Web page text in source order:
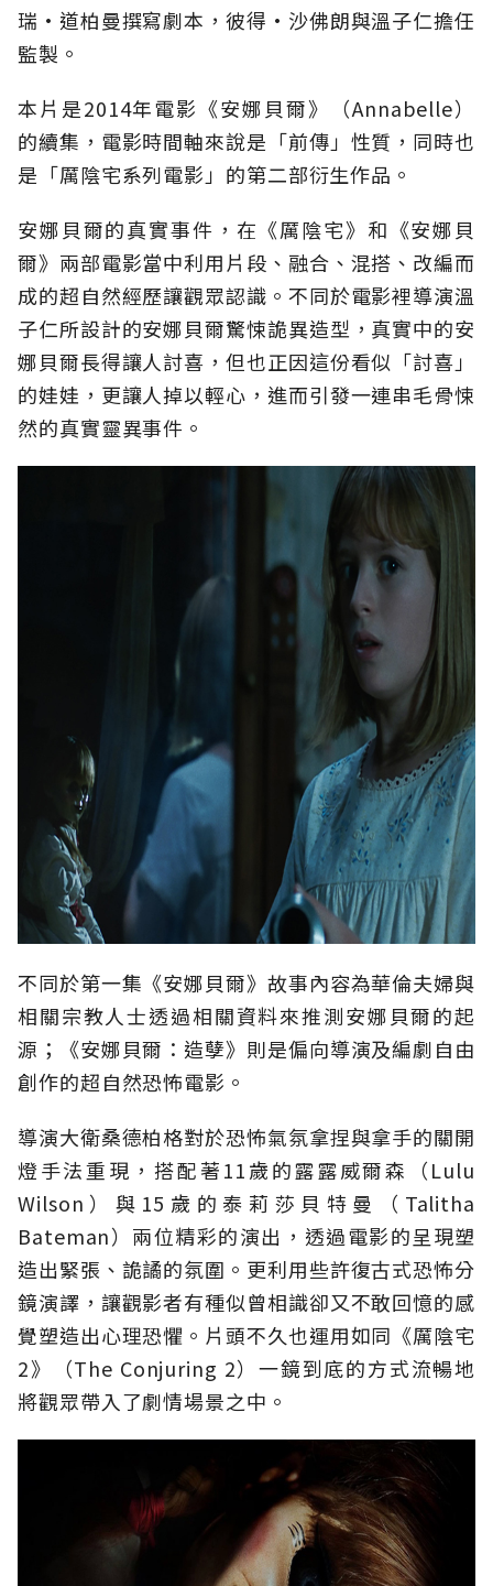
瑞•道柏曼撰寫劇本，彼得•沙佛朗與溫子仁擔任
監製。
本片是2014年電影《安娜貝爾》（Annabelle）
的續集，電影時間軸來說是「前傳」性質，同時也
是「厲陰宅系列電影」的第二部衍生作品。
安娜貝爾的真實事件，在《厲陰宅》和《安娜貝
爾》兩部電影當中利用片段、融合、混搭、改編而
成的超自然經歷讓觀眾認識。不同於電影裡導演溫
子仁所設計的安娜貝爾驚悚詭異造型，真實中的安
娜貝爾長得讓人討喜，但也正因這份看似「討喜」
的娃娃，更讓人掉以輕心，進而引發一連串毛骨悚
然的真實靈異事件。
不同於第一集《安娜貝爾》故事內容為華倫夫婦與
相關宗教人士透過相關資料來推測安娜貝爾的起
源；《安娜貝爾：造孽》則是偏向導演及編劇自由
創作的超自然恐怖電影。
導演大衛桑德柏格對於恐怖氣氛拿捏與拿手的關開
燈手法重現，搭配著11歲的露露威爾森（Lulu
Wilson）與15歲的泰莉莎貝特曼（Talitha
Bateman）兩位精彩的演出，透過電影的呈現塑
造出緊張、詭譎的氛圍。更利用些許復古式恐怖分
鏡演譯，讓觀影者有種似曾相識卻又不敢回憶的感
覺塑造出心理恐懼。片頭不久也運用如同《厲陰宅
2》（The Conjuring 2）一鏡到底的方式流暢地
將觀眾帶入了劇情場景之中。